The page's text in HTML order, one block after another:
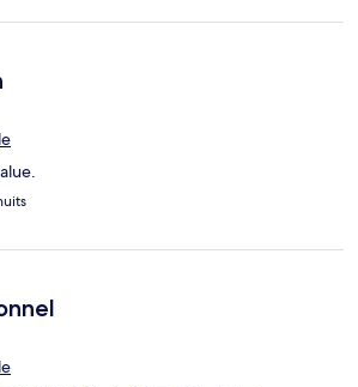
je pense -mais confortable et bien
Exécutive réservée. Est ce bien la
Petit déjeuner correct, assez orienté
on y reste 9 jours.